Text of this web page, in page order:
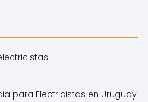
para Electricistas en Uruguay